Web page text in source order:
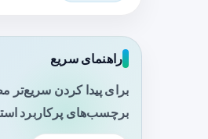
راهنمای سریع
برای پیدا کردن سریع‌تر
برچسب‌های پرکاربرد